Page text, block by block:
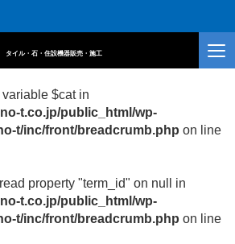
タイル・石・住設機器販売・施工
$cat in
t.co.jp/public_html/wp-
t/inc/front/breadcrumb.php on line
property "term_id" on null in
t.co.jp/public_html/wp-
t/inc/front/breadcrumb.php on line